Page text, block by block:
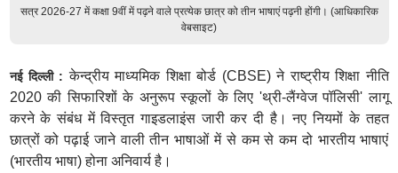
सत्र 2026-27 में कक्षा 9वीं में पढ़ने वाले प्रत्येक छात्र को तीन भाषाएं पढ़नी होंगी। (आधिकारिक
वेबसाइट)
नई दिल्ली :केन्द्रीय माध्यमिक शिक्षा बोर्ड (CBSE) ने राष्ट्रीय शिक्षा नीति
2020 की सिफारिशों के अनुरूप स्कूलों के लिए 'थ्री-लैंग्वेज पॉलिसी' लागू
करने के संबंध में विस्तृत गाइडलाइंस जारी कर दी है। नए नियमों के तहत
छात्रों को पढ़ाई जाने वाली तीन भाषाओं में से कम से कम दो भारतीय भाषाएं
(भारतीय भाषा) होना अनिवार्य है।